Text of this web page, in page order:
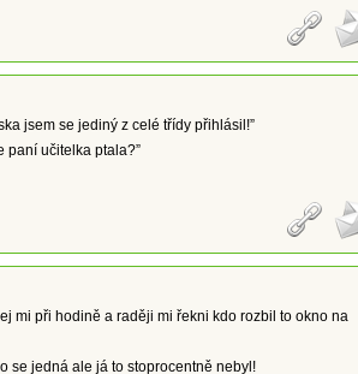
jsem se jediný z celé třídy přihlásil!”
paní učitelka ptala?”
mi při hodině a raději mi řekni kdo rozbil to okno na
se jedná ale já to stoprocentně nebyl!